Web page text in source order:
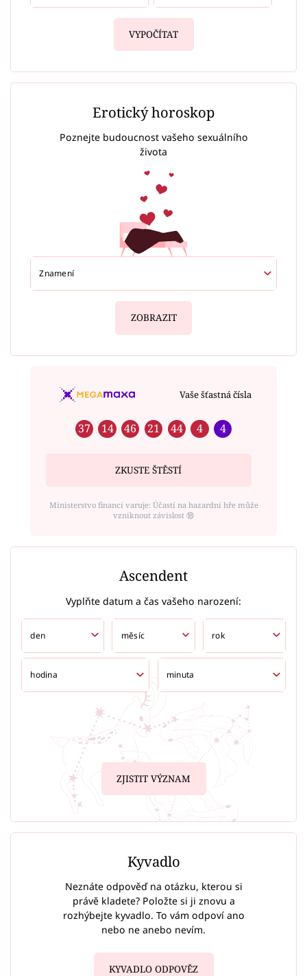
VYPOČÍTAT
Erotický horoskop
Poznejte budoucnost vašeho sexuálního
života
ZOBRAZIT
Vaše šťastná čísla
37 14 46 21 44 4 4
ZKUSTE ŠTĚSTÍ
Ministerstvo financí varuje: Účastí na hazardní hře může
vzniknout závislost ⑱
Ascendent
Vyplňte datum a čas vašeho narození:
ZJISTIT VÝZNAM
Kyvadlo
Neznáte odpověď na otázku, kterou si
právě kladete? Položte si ji znovu a
rozhýbejte kyvadlo. To vám odpoví ano
nebo ne anebo nevím.
KYVADLO ODPOVĚZ